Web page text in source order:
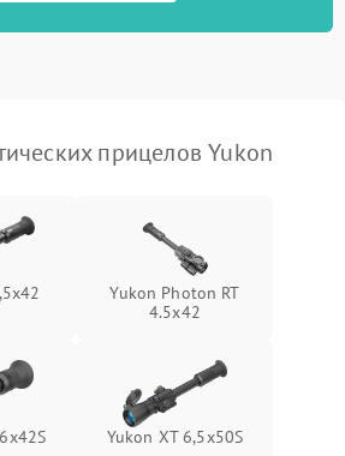
прицелов Yukon
Yukon Photon RT
4.5x42
Yukon XT 6,5x50S